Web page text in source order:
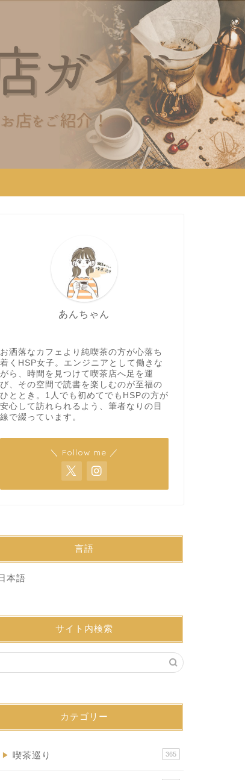
あんちゃん
お洒落なカフェより純喫茶の方が心落ち
着くHSP女子。エンジニアとして働きな
がら、時間を見つけて喫茶店へ足を運
び、その空間で読書を楽しむのが至福の
ひととき。1人でも初めてでもHSPの方が
安心して訪れられるよう、筆者なりの目
線で綴っています。
＼ Follow me ／
言語
本語
サイト内検索
カテゴリー
▶ 喫茶巡り 365